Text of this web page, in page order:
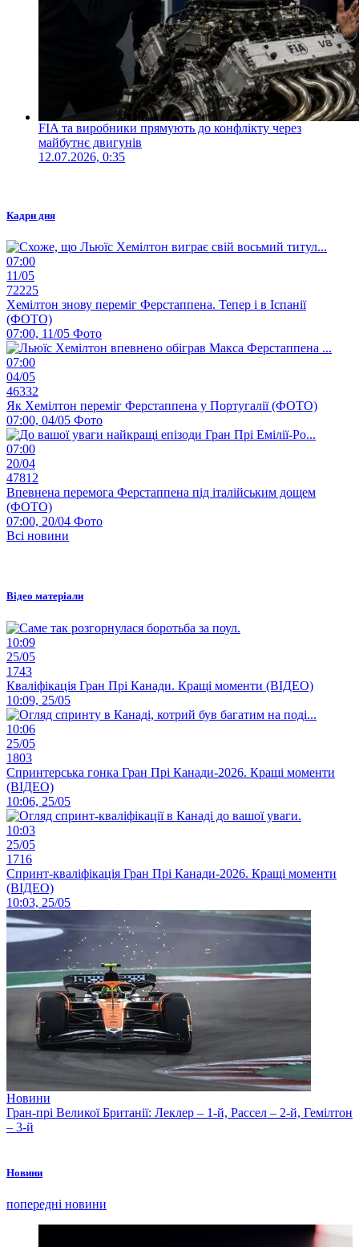
FIA та виробники прямують до конфлікту через
майбутнє двигунів
12.07.2026, 0:35
Кадри дня
07:00
11/05
72225
Хемілтон знову переміг Ферстаппена. Тепер і в Іспанії
(ФОТО)
07:00, 11/05 Фото
07:00
04/05
46332
Як Хемілтон переміг Ферстаппена у Португалії (ФОТО)
07:00, 04/05 Фото
07:00
20/04
47812
Впевнена перемога Ферстаппена під італійським дощем
(ФОТО)
07:00, 20/04 Фото
Всі новини
Відео матеріали
10:09
25/05
1743
Кваліфікація Гран Прі Канади. Кращі моменти (ВІДЕО)
10:09, 25/05
10:06
25/05
1803
Спринтерська гонка Гран Прі Канади-2026. Кращі моменти
(ВІДЕО)
10:06, 25/05
10:03
25/05
1716
Спринт-кваліфікація Гран Прі Канади-2026. Кращі моменти
(ВІДЕО)
10:03, 25/05
Новини
Гран-прі Великої Британії: Леклер – 1-й, Рассел – 2-й, Гемілтон
– 3-й
Новини
попередні новини